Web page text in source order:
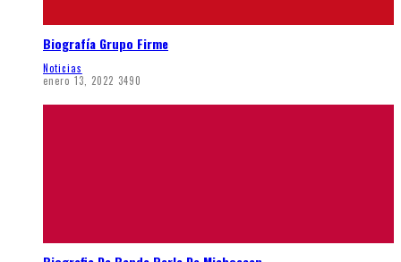
Biografía Grupo Firme
Noticias
enero 13, 2022 3490